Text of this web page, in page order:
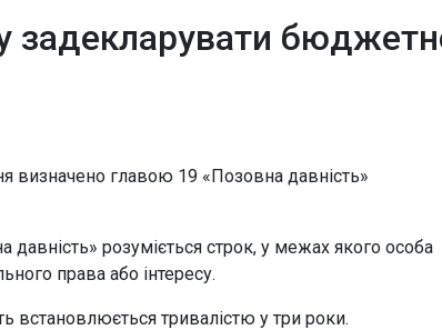
задекларувати
визначено главою 19 «Позовна давність»
давність» розуміється строк, у межах якого особа
права або інтересу.
встановлюється тривалістю у три роки.